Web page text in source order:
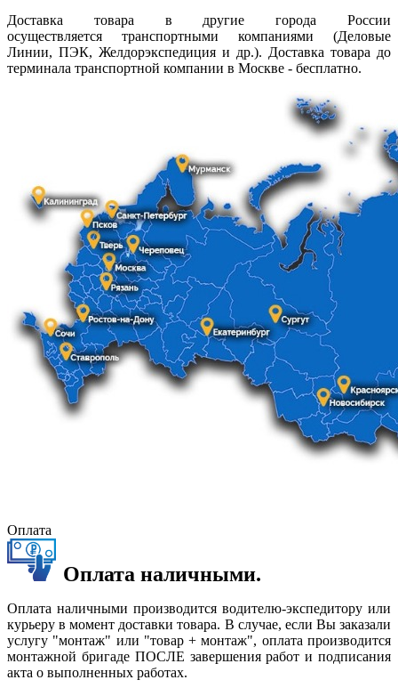
Доставка товара в другие города России
осуществляется транспортными компаниями (Деловые
Линии, ПЭК, Желдорэкспедиция и др.). Доставка товара до
терминала транспортной компании в Москве - бесплатно.
Оплата
Оплата наличными.
Оплата наличными производится водителю-экспедитору или
курьеру в момент доставки товара. В случае, если Вы заказали
услугу "монтаж" или "товар + монтаж", оплата производится
монтажной бригаде ПОСЛЕ завершения работ и подписания
акта о выполненных работах.